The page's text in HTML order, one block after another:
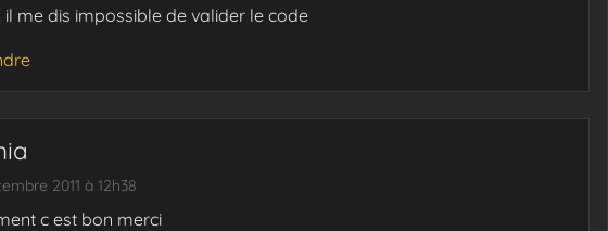
il me dis impossible de valider le code
2011 à 12h38
c est bon merci